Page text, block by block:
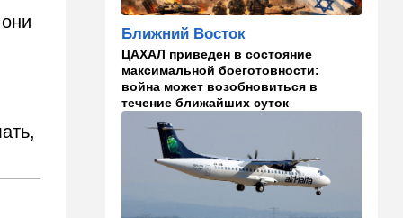
22:33 Транспорт
Почему Израиль до сих пор
не решил проблему пробок,
несмотря на вложенные
миллиарды
Ближний Восток
Вывести войска: ливанцы
уповают на будущие
израильские выборы
Ближний Восток
ЦАХАЛ приведен в состояние
максимальной боеготовности:
война может возобновиться в
течение ближайших суток